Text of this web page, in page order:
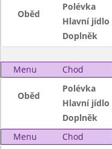
Oběd
Polévka
Hlavní jídlo
Doplněk
Menu Chod
Oběd
Polévka
Hlavní jídlo
Doplněk
Menu
Chod